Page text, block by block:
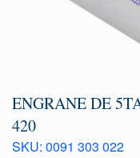
ENGRANE DE
420
SKU: 0091 303 022